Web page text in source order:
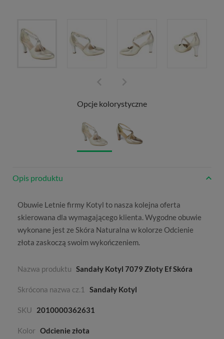
Opcje kolorystyczne
Opis produktu
Obuwie Letnie firmy Kotyl to nasza kolejna oferta
skierowana dla wymagającego klienta. Wygodne obuwie
wykonane jest ze Skóra Naturalna w kolorze Odcienie
złota zaskoczą swoim wykończeniem.
Nazwa produktu Sandały Kotyl 7079 Złoty Ef Skóra
Skrócona nazwa cz.1 Sandały Kotyl
SKU 2010000362631
Kolor Odcienie złota